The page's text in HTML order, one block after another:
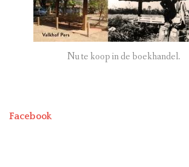
Nu te koop in de boekhandel.
Facebook